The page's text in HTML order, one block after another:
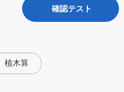
確認テスト
植木算